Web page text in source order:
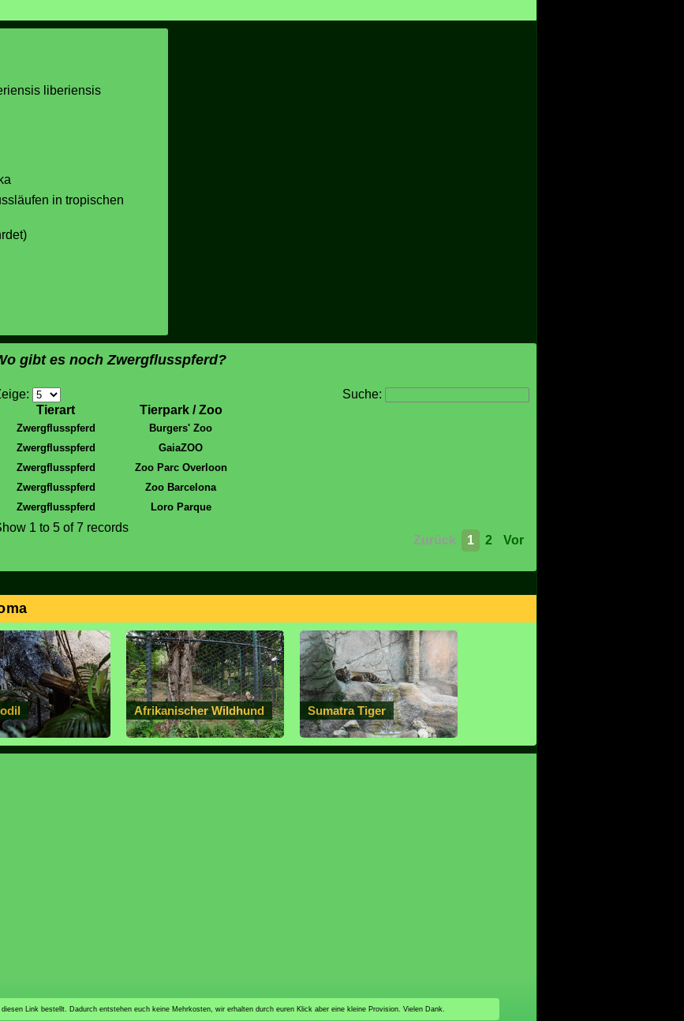
liberiensis
in tropischen
gibt es noch Zwergflusspferd?
Suche:
Tierart
Tierpark / Zoo
Zwergflusspferd
Burgers' Zoo
Zwergflusspferd
GaiaZOO
Zwergflusspferd
Zoo Parc Overloon
Zwergflusspferd
Zoo Barcelona
Zwergflusspferd
Loro Parque
Zurück 1 2 Vor
1 to 5of 7 records
Afrikanischer Wildhund Sumatra Tiger
Link bestellt. Dadurch entstehen euch keine Mehrkosten, wir erhalten durch euren Klick aber eine kleine Provision. Vielen Dank.